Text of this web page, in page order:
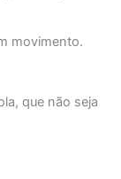
movimento.
que não seja